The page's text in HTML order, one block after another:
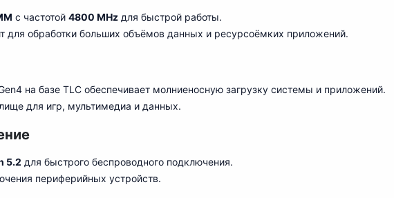
с частотой 4800 MHz для быстрой работы.
для обработки больших объёмов данных и ресурсоёмких приложений.
на базе TLC обеспечивает молниеносную загрузку системы и приложений.
для игр, мультимедиа и данных.
5.2 для быстрого беспроводного подключения.
периферийных устройств.